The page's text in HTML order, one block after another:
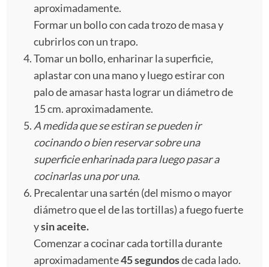
aproximadamente.
Formar un bollo con cada trozo de masa y
cubrirlos con un trapo.
Tomar un bollo, enharinar la superficie,
aplastar con una mano y luego estirar con
palo de amasar hasta lograr un diámetro de
15 cm. aproximadamente.
A medida que se estiran se pueden ir
cocinando o bien reservar sobre una
superficie enharinada para luego pasar a
cocinarlas una por una.
Precalentar una sartén (del mismo o mayor
diámetro que el de las tortillas) a fuego fuerte
ysin aceite.
Comenzar a cocinar cada tortilla durante
aproximadamente45 segundosde cada lado.